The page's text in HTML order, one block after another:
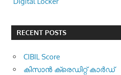
RECENT POSTS
CIBIL Score
കിസാന്‍ ക്രെ‍ഡിറ്റ് കാര്‍ഡ്